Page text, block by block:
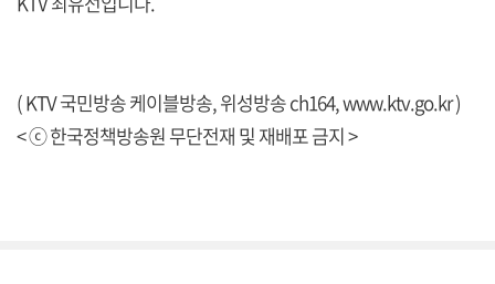
( KTV 국민방송 케이블방송, 위성방송 ch164,www.ktv.go.kr)
< ⓒ 한국정책방송원 무단전재 및 재배포 금지 >